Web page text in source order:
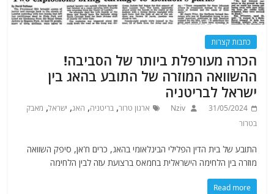
כתבות קצרות
הכרה מעורפלת ביותר של הסביבה!
ההשוואה המוזרה של התובע בהאג בין
ישראל לבריטניה
31/05/2024
Nziv ארגון טרור,בריטניה, האג, ישראל, מאבק
בטרור
התובע של בית הדין הפלילי הבינלאומי בהאג, כרים ח'אן, סיפק השוואה
מוזרה בין הלחימה הישראלית בחמאס ברצועת עזה לבין הלחימה
Read more